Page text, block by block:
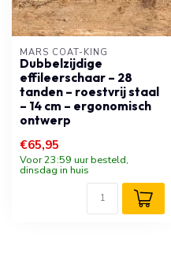
MARS COAT-KING
Dubbelzijdige
effileerschaar – 28
tanden – roestvrij staal
– 14 cm – ergonomisch
ontwerp
€65,95
Voor 23:59 uur besteld,
dinsdag in huis